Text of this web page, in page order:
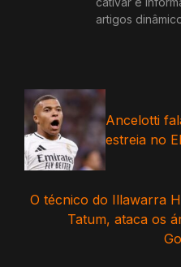
artigos
Ancelotti
estreia no
O técnico do Illawarra
Tatum, ataca os